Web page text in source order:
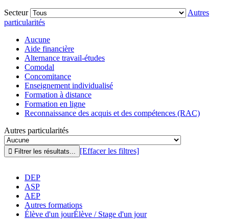
Secteur
Autres
particularités
Aucune
Aide financière
Alternance travail-études
Comodal
Concomitance
Enseignement individualisé
Formation à distance
Formation en ligne
Reconnaissance des acquis et des compétences (RAC)
Autres particularités
[Effacer les filtres]
DEP
ASP
AEP
Autres formations
Élève d'un jourÉlève / Stage d'un jour